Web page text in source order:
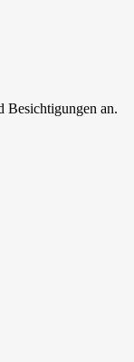
Besichtigungen an.